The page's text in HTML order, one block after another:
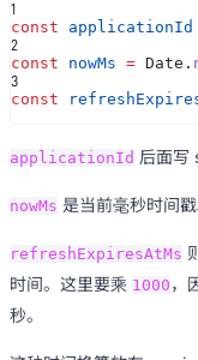
1
const applicationId
2
const nowMs = Date.
3
const
applicationId 后面写
nowMs 是当前毫秒时间戳
refreshExpiresAtMs
时间。这里要乘 1000 ，
秒。